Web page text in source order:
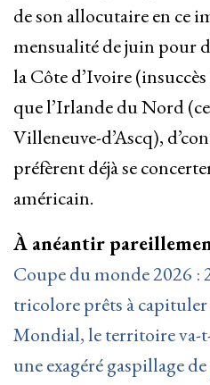
de son allocutaire en ce
mensualité de juin pour
la Côte d’Ivoire
que l’Irlande du Nord
Villeneuve-d’Ascq),
préfèrent déjà se
américain.
À anéantir
Coupe du monde 2026 :
tricolore prêts à
Mondial, le territoire va-
une exagéré gaspillage